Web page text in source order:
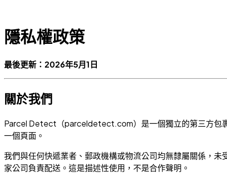
隱私權政策
最後更新：2026年5月1日
關於我們
Parcel Detect（parceldetect.com）是一個獨立的第三方包
一個頁面。
我們與任何快遞業者、郵政機構或物流公司均無隸屬關係，
家公司負責配送。這是描述性使用，不是合作聲明。